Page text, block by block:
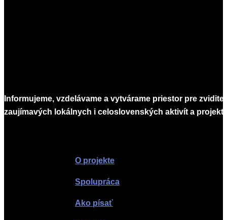
Informujeme, vzdelávame a vytvárame priestor pre
zaujímavých lokálnych i celoslovenských aktivít a
O projekte
Spolupráca
Ako písať